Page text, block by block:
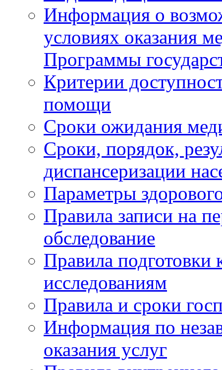
Информация о
условиях оказания
Программы
Критерии
помощи
Сроки ожидания
Сроки, порядок,
диспансеризации
Параметры
Правила записи на
обследование
Правила подготовки
исследованиям
Правила и сроки
Информация по
оказания услуг